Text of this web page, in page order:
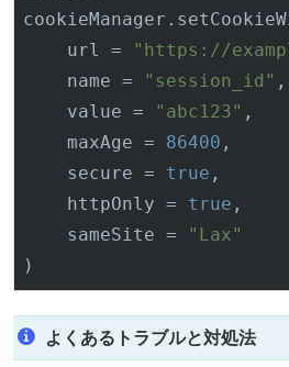
url
= "https://
name = "session_id" ,
value = "abc123" ,
maxAge = 86400 ,
secure = true ,
httpOnly = true ,
sameSite =
"Lax"
よくあるトラブルと対処法